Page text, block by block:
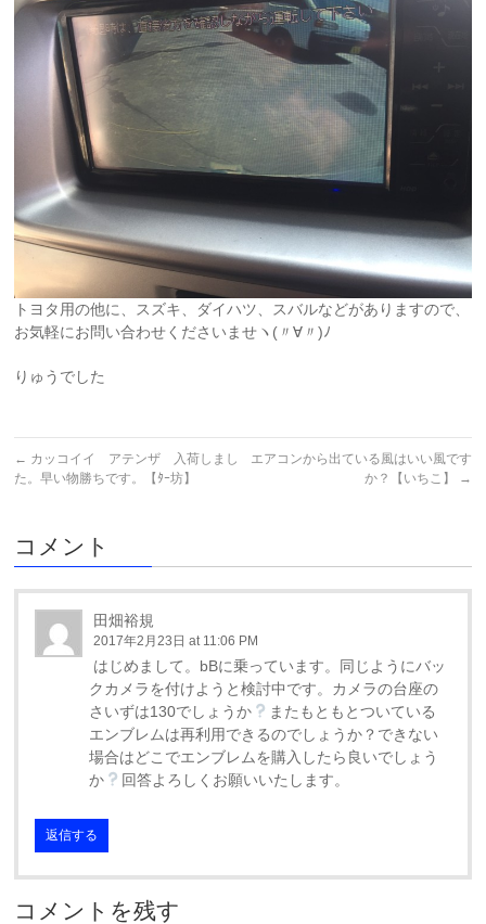
トヨタ用の他に、スズキ、ダイハツ、スバルなどがありますので、
お気軽にお問い合わせくださいませヽ(〃∀〃)ﾉ
りゅうでした
← カッコイイ アテンザ 入荷しまし
た。早い物勝ちです。【ﾀｰ坊】
エアコンから出ている風はいい風です
か？【いちこ】
→
コメント
田畑裕規
2017年2月23日 at 11:06 PM
はじめまして。bBに乗っています。同じようにバッ
クカメラを付けようと検討中です。カメラの台座の
さいずは130でしょうか
またもともとついている
エンブレムは再利用できるのでしょうか？できない
場合はどこでエンブレムを購入したら良いでしょう
か
回答よろしくお願いいたします。
返信する
コメントを残す